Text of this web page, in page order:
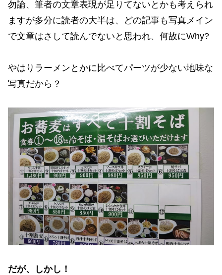
勿論、筆者の文章表現が足りてないとかも考えられ
ますが多分に読者の大半は、どの記事も写真メイン
で文章はさして読んでないと思われ、何故にWhy?
やはりラーメンとかに比べてパーツが少ない地味な
写真だから？
だが、しかし！